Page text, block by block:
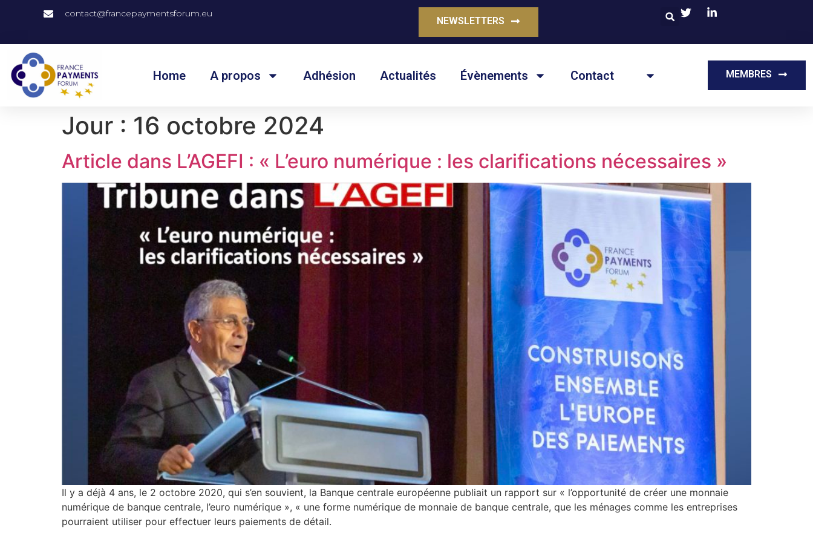
contact@francepaymentsforum.eu
NEWSLETTERS
Home A propos Adhésion Actualités Évènements Contact MEMBRES
Jour : 16 octobre 2024
Article dans L’AGEFI : « L’euro numérique : les clarifications nécessaires »
Il y a déjà 4 ans, le 2 octobre 2020, qui s’en souvient, la Banque centrale européenne publiait un rapport sur « l’opportunité de créer une monnaie
numérique de banque centrale, l’euro numérique », « une forme numérique de monnaie de banque centrale, que les ménages comme les entreprises
pourraient utiliser pour effectuer leurs paiements de détail.